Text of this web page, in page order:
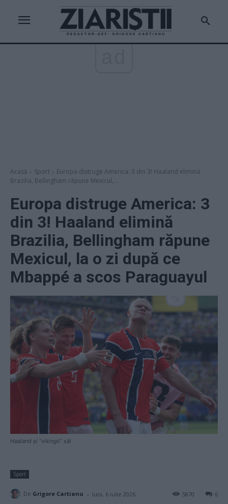
Acasă Sport
Europa distruge America: 3 din 3! Haaland elimină
Brazilia, Bellingham răpune Mexicul,...
Europa distruge America: 3
din 3! Haaland elimină
Brazilia, Bellingham răpune
Mexicul, la o zi după ce
Mbappé a scos Paraguayul
Haaland și ”vikingii” săi
Sport
De Grigore Cartianu - luni, 6 iulie 2026 6
5870